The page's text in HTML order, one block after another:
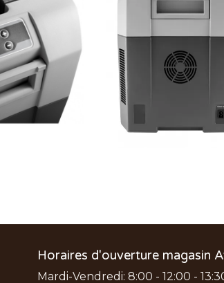
Horaires d'ouverture magasin
Mardi-Vendredi: 8:00 - 12:00 -